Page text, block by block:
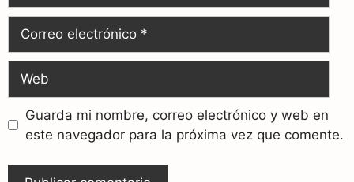
Guarda mi nombre, correo electrónico y web en
este navegador para la próxima vez que comente.